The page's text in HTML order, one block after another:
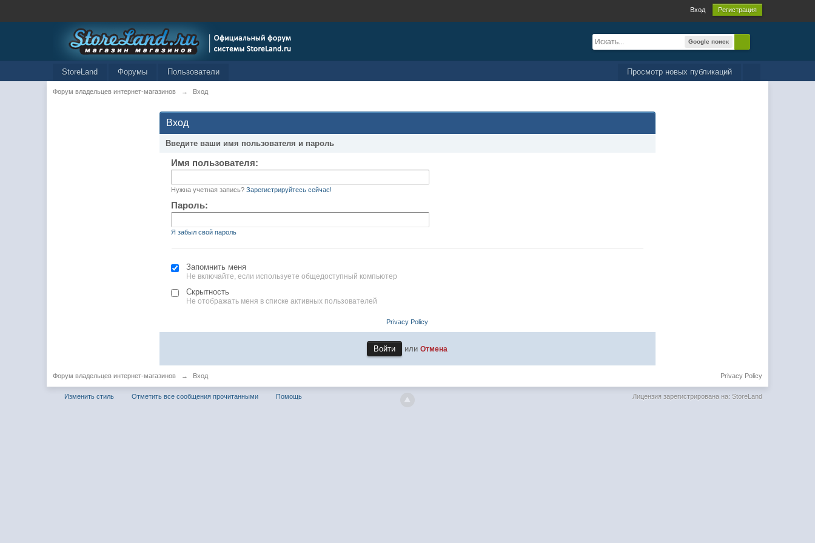
Вход Регистрация
Google поиск
Просмотр новых публикаций
StoreLand Форумы Пользователи
Форум владельцев интернет-магазинов → Вход
Вход
Введите ваши имя пользователя и пароль
Имя пользователя:
Нужна учетная запись? Зарегистрируйтесь сейчас!
Пароль:
Я забыл свой пароль
Запомнить меня
Не включайте, если используете общедоступный компьютер
Скрытность
Не отображать меня в списке активных пользователей
Privacy Policy
илиОтмена
Форум владельцев интернет-магазинов → Вход Privacy Policy
Изменить стиль Отметить все сообщения прочитанными Помощь Лицензия зарегистрирована на: StoreLand